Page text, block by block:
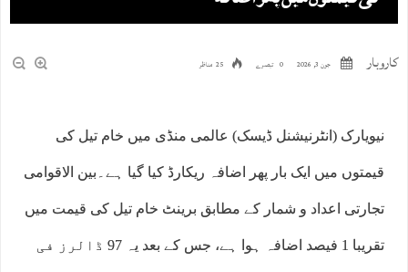
کاروبار جون 3, 2026 0 تبصرے 25 مناظر
نیویارک (انٹرنیشنل ڈیسک) عالمی منڈی میں خام تیل کی
قیمتوں میں ایک بار پھر اضافہ ریکارڈ کیا گیا ہے۔بین الاقوامی
تجارتی اعداد و شمار کے مطابق برینٹ خام تیل کی قیمت میں
تقریبا 1 فیصد اضافہ ہوا ہے، جس کے بعد یہ 97 ڈالرز فی